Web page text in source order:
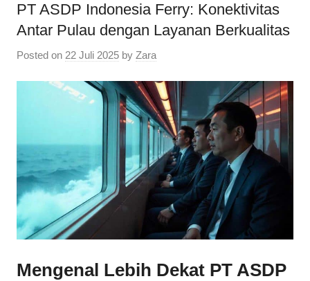
PT ASDP Indonesia Ferry: Konektivitas
Antar Pulau dengan Layanan Berkualitas
Posted on 22 Juli 2025 by Zara
Mengenal Lebih Dekat PT ASDP